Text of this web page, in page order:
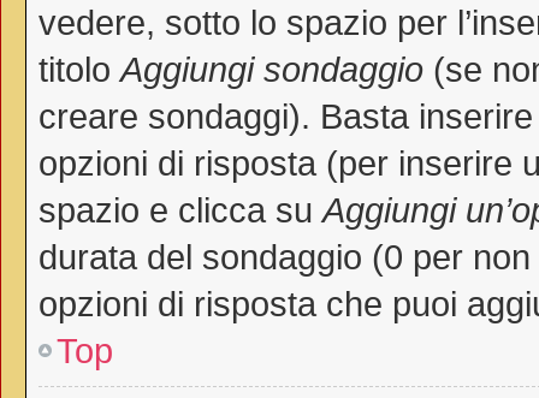
vedere, sotto lo spazio per
titoloAggiungi sondaggio (se
creare sondaggi). Basta
opzioni di risposta (per inserire
spazio e clicca suAggiungi
durata del sondaggio (0 per
opzioni di risposta che puoi
Top